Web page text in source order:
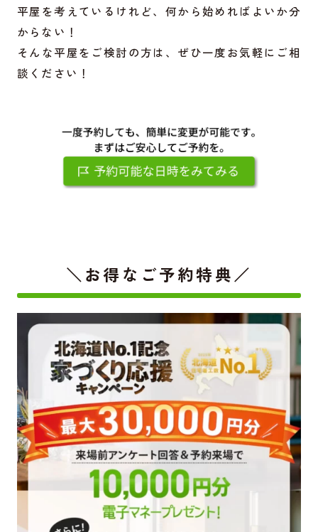
平屋を考えているけれど、何から始めればよいか分
からない！
そんな平屋をご検討の方は、ぜひ一度お気軽にご相
談ください！
＼お得なご予約特典／